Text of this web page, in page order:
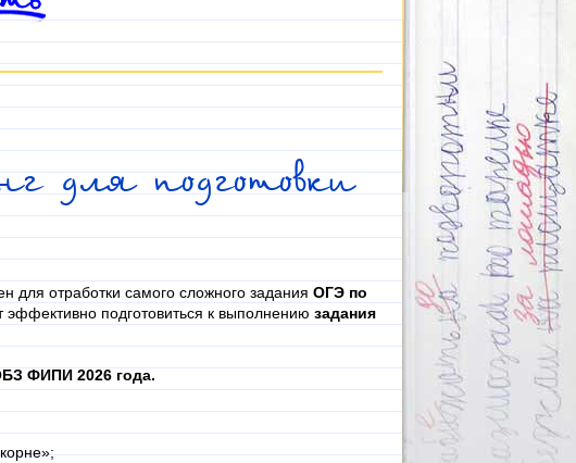
для подготовки
для отработки самого сложного задания ОГЭ по
подготовиться к выполнению задания
ФИПИ 2026 года.